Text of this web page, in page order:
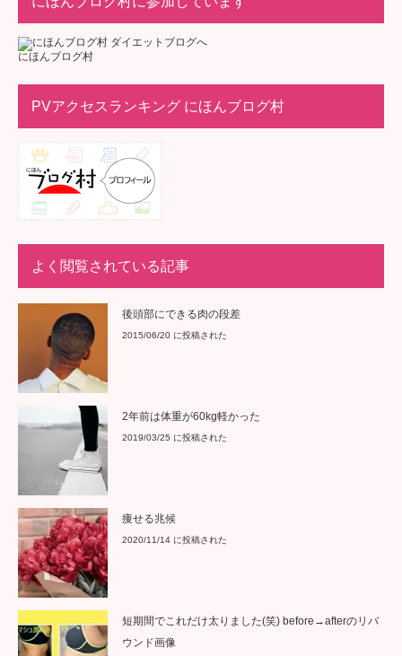
にほんブログ村
PVアクセスランキング にほんブログ村
よく閲覧されている記事
後頭部にできる肉の段差
2015/06/20 に投稿された
2年前は体重が60kg軽かった
2019/03/25 に投稿された
痩せる兆候
2020/11/14 に投稿された
短期間でこれだけ太りました(笑) before→afterのリバ
ウンド画像